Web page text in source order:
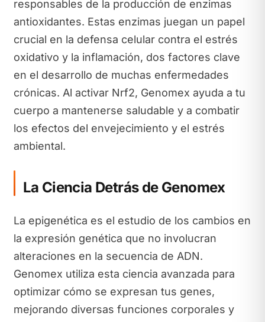
responsables de la producción de enzimas
antioxidantes. Estas enzimas juegan un papel
crucial en la defensa celular contra el estrés
oxidativo y la inflamación, dos factores clave
en el desarrollo de muchas enfermedades
crónicas. Al activar Nrf2, Genomex ayuda a tu
cuerpo a mantenerse saludable y a combatir
los efectos del envejecimiento y el estrés
ambiental.
La Ciencia Detrás de Genomex
La epigenética es el estudio de los cambios en
la expresión genética que no involucran
alteraciones en la secuencia de ADN.
Genomex utiliza esta ciencia avanzada para
optimizar cómo se expresan tus genes,
mejorando diversas funciones corporales y